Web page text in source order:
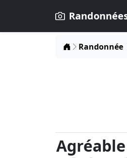
Home
Randonnée